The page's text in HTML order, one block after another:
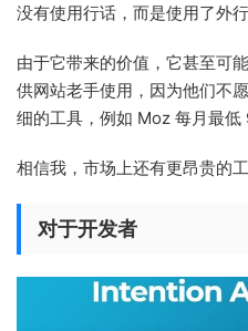
没有使用行话，而是使用了外
由于它带来的价值，它甚至可
供网站老手使用，因为他们不
细的工具，例如 Moz 每月最低
相信我，市场上还有更昂贵的工
对于开发者